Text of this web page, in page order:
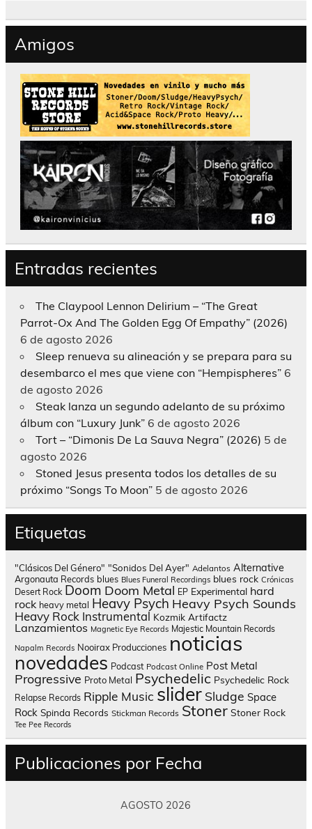
Amigos
Entradas recientes
The Claypool Lennon Delirium – “The Great
Parrot-Ox And The Golden Egg Of Empathy” (2026)
6 de agosto 2026
Sleep renueva su alineación y se prepara para su
desembarco el mes que viene con “Hempispheres” 6
de agosto 2026
Steak lanza un segundo adelanto de su próximo
álbum con “Luxury Junk” 6 de agosto 2026
Tort – “Dimonis De La Sauva Negra” (2026) 5 de
agosto 2026
Stoned Jesus presenta todos los detalles de su
próximo “Songs To Moon” 5 de agosto 2026
Etiquetas
"Clásicos Del Género" "Sonidos Del Ayer" Adelantos Alternative
Argonauta Records blues Blues Funeral Recordings blues rock Crónicas
Desert Rock Doom Doom Metal EP Experimental hard
rock heavy metal Heavy Psych Heavy Psych Sounds
Heavy Rock Instrumental Kozmik Artifactz
Lanzamientos Magnetic Eye Records Majestic Mountain Records
Napalm Records Nooirax Producciones noticias
novedades Podcast Podcast Online Post Metal
Progressive Proto Metal Psychedelic Psychedelic Rock
Relapse Records Ripple Music slider Sludge Space
Rock Spinda Records Stickman Records Stoner Stoner Rock
Tee Pee Records
Publicaciones por Fecha
AGOSTO 2026